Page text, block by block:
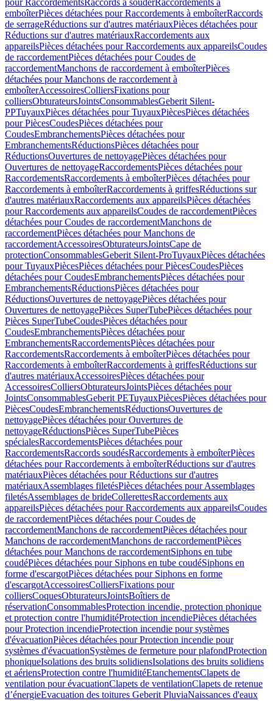
pour RaccordementsRaccords à souderRaccordements à
emboîterPièces détachées pour Raccordements à emboîterRaccords
de serrageRéductions sur d'autres matériauxPièces détachées pour
Réductions sur d'autres matériauxRaccordements aux
appareilsPièces détachées pour Raccordements aux appareilsCoudes
de raccordementPièces détachées pour Coudes de
raccordementManchons de raccordement à emboîterPièces
détachées pour Manchons de raccordement à
emboîterAccessoiresColliersFixations pour
colliersObturateursJointsConsommablesGeberit Silent-
PPTuyauxPièces détachées pour TuyauxPiècesPièces détachées
pour PiècesCoudesPièces détachées pour
CoudesEmbranchementsPièces détachées pour
EmbranchementsRéductionsPièces détachées pour
RéductionsOuvertures de nettoyagePièces détachées pour
Ouvertures de nettoyageRaccordementsPièces détachées pour
RaccordementsRaccordements à emboîterPièces détachées pour
Raccordements à emboîterRaccordements à griffesRéductions sur
d'autres matériauxRaccordements aux appareilsPièces détachées
pour Raccordements aux appareilsCoudes de raccordementPièces
détachées pour Coudes de raccordementManchons de
raccordementPièces détachées pour Manchons de
raccordementAccessoiresObturateursJointsCape de
protectionConsommablesGeberit Silent-ProTuyauxPièces détachées
pour TuyauxPiècesPièces détachées pour PiècesCoudesPièces
détachées pour CoudesEmbranchementsPièces détachées pour
EmbranchementsRéductionsPièces détachées pour
RéductionsOuvertures de nettoyagePièces détachées pour
Ouvertures de nettoyagePièces SuperTubePièces détachées pour
Pièces SuperTubeCoudesPièces détachées pour
CoudesEmbranchementsPièces détachées pour
EmbranchementsRaccordementsPièces détachées pour
RaccordementsRaccordements à emboîterPièces détachées pour
Raccordements à emboîterRaccordements à griffesRéductions sur
d'autres matériauxAccessoiresPièces détachées pour
AccessoiresColliersObturateursJointsPièces détachées pour
JointsConsommablesGeberit PETuyauxPiècesPièces détachées pour
PiècesCoudesEmbranchementsRéductionsOuvertures de
nettoyagePièces détachées pour Ouvertures de
nettoyageRéductionsPièces SuperTubePièces
spécialesRaccordementsPièces détachées pour
RaccordementsRaccords soudésRaccordements à emboîterPièces
détachées pour Raccordements à emboîterRéductions sur d'autres
matériauxPièces détachées pour Réductions sur d'autres
matériauxAssemblages filetésPièces détachées pour Assemblages
filetésAssemblages de brideCollerettesRaccordements aux
appareilsPièces détachées pour Raccordements aux appareilsCoudes
de raccordementPièces détachées pour Coudes de
raccordementManchons de raccordementPièces détachées pour
Manchons de raccordementManchons de raccordementPièces
détachées pour Manchons de raccordementSiphons en tube
coudéPièces détachées pour Siphons en tube coudéSiphons en
forme d'escargotPièces détachées pour Siphons en forme
d'escargotAccessoiresColliersFixations pour
colliersCoquesObturateursJointsBoîtiers de
réservationConsommablesProtection incendie, protection phonique
et protection contre l'humiditéProtection incendiePièces détachées
pour Protection incendieProtection incendie pour systèmes
d'évacuationPièces détachées pour Protection incendie pour
systèmes d'évacuationSystèmes de fermeture pour plafondProtection
phoniqueIsolations des bruits solidiensIsolations des bruits solidiens
et aériensProtection contre l'humiditéEtanchementsClapets de
ventilation pour évacuationClapets de ventilationClapets de retenue
d’énergieEvacuation des toitures Geberit PluviaNaissances d'eaux